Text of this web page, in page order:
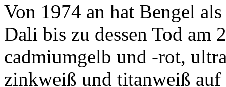
Von 1974 an hat Bengel
Dali bis zu dessen Tod am
cadmiumgelb und -rot,
zinkweiß und titanweiß